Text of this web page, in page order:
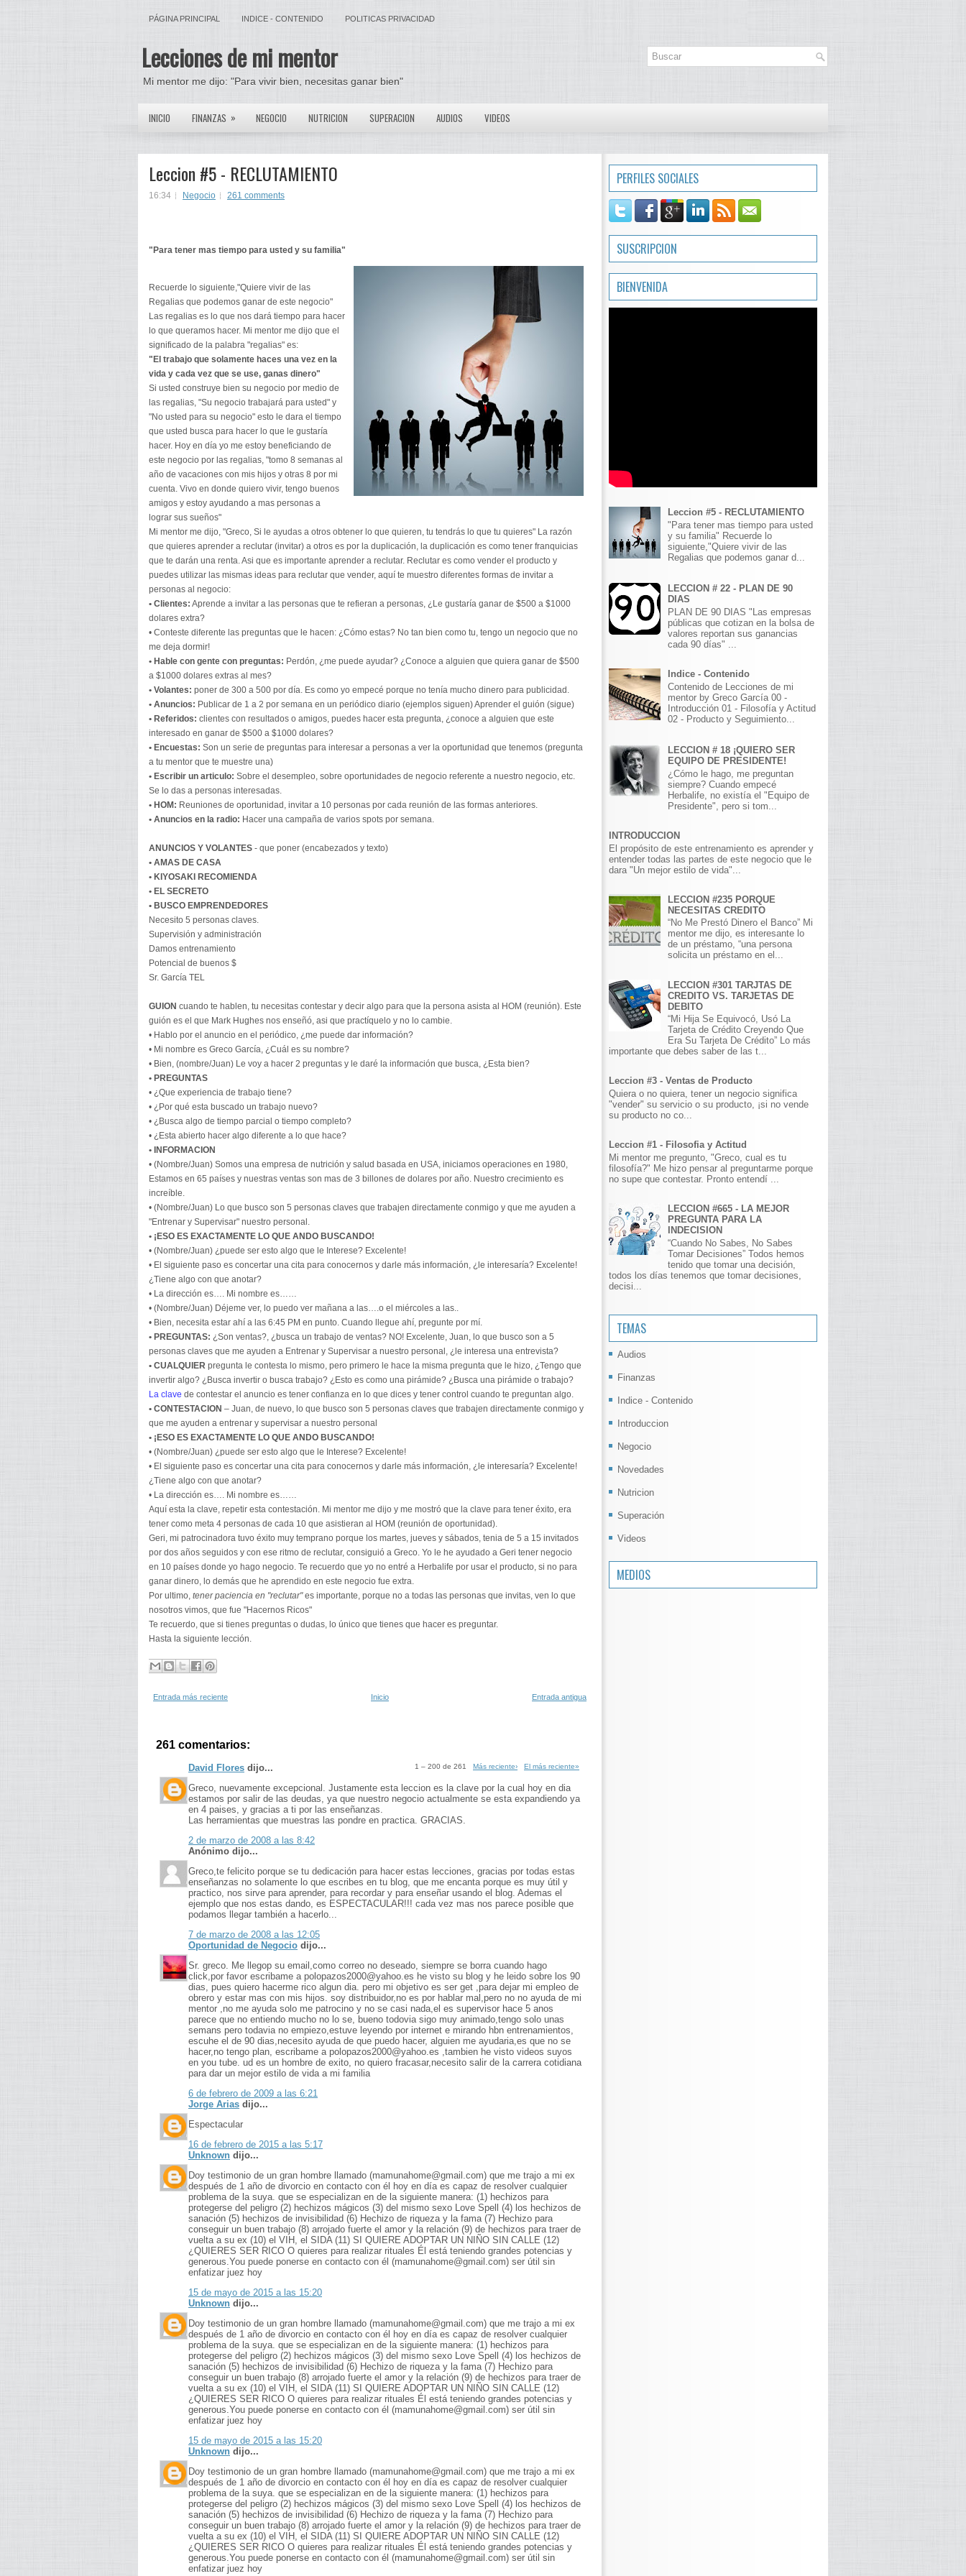
PÁGINA PRINCIPAL INDICE - CONTENIDO POLITICAS PRIVACIDAD
Lecciones de mi mentor
Mi mentor me dijo: "Para vivir bien, necesitas ganar bien"
INICIO FINANZAS » NEGOCIO NUTRICION SUPERACION AUDIOS VIDEOS
Leccion #5 - RECLUTAMIENTO
16:34 Negocio 261 comments
"Para tener mas tiempo para usted y su familia"
Recuerde lo siguiente,"Quiere vivir de las
Regalias que podemos ganar de este negocio"
Las regalias es lo que nos dará tiempo para hacer
lo que queramos hacer. Mi mentor me dijo que el
significado de la palabra "regalias" es:
"El trabajo que solamente haces una vez en la
vida y cada vez que se use, ganas dinero"
Si usted construye bien su negocio por medio de
las regalias, "Su negocio trabajará para usted" y
"No usted para su negocio" esto le dara el tiempo
que usted busca para hacer lo que le gustaría
hacer. Hoy en día yo me estoy beneficiando de
este negocio por las regalias, "tomo 8 semanas al
año de vacaciones con mis hijos y otras 8 por mi
cuenta. Vivo en donde quiero vivir, tengo buenos
amigos y estoy ayudando a mas personas a
lograr sus sueños"
Mi mentor me dijo, "Greco, Si le ayudas a otros obtener lo que quieren, tu tendrás lo que tu quieres" La razón
que quieres aprender a reclutar (invitar) a otros es por la duplicación, la duplicación es como tener franquicias
que te darán una renta. Asi que es importante aprender a reclutar. Reclutar es como vender el producto y
puedes utilizar las mismas ideas para reclutar que vender, aquí te muestro diferentes formas de invitar a
personas al negocio:
• Clientes: Aprende a invitar a las personas que te refieran a personas, ¿Le gustaría ganar de $500 a $1000
dolares extra?
• Conteste diferente las preguntas que le hacen: ¿Cómo estas? No tan bien como tu, tengo un negocio que no
me deja dormir!
• Hable con gente con preguntas: Perdón, ¿me puede ayudar? ¿Conoce a alguien que quiera ganar de $500
a $1000 dolares extras al mes?
• Volantes: poner de 300 a 500 por día. Es como yo empecé porque no tenía mucho dinero para publicidad.
• Anuncios: Publicar de 1 a 2 por semana en un periódico diario (ejemplos siguen) Aprender el guión (sigue)
• Referidos: clientes con resultados o amigos, puedes hacer esta pregunta, ¿conoce a alguien que este
interesado en ganar de $500 a $1000 dolares?
• Encuestas: Son un serie de preguntas para interesar a personas a ver la oportunidad que tenemos (pregunta
a tu mentor que te muestre una)
• Escribir un articulo: Sobre el desempleo, sobre oportunidades de negocio referente a nuestro negocio, etc.
Se lo das a personas interesadas.
• HOM: Reuniones de oportunidad, invitar a 10 personas por cada reunión de las formas anteriores.
• Anuncios en la radio: Hacer una campaña de varios spots por semana.
ANUNCIOS Y VOLANTES - que poner (encabezados y texto)
• AMAS DE CASA
• KIYOSAKI RECOMIENDA
• EL SECRETO
• BUSCO EMPRENDEDORES
Necesito 5 personas claves.
Supervisión y administración
Damos entrenamiento
Potencial de buenos $
Sr. García TEL
GUION cuando te hablen, tu necesitas contestar y decir algo para que la persona asista al HOM (reunión). Este
guión es el que Mark Hughes nos enseñó, asi que practíquelo y no lo cambie.
• Hablo por el anuncio en el periódico, ¿me puede dar información?
• Mi nombre es Greco García, ¿Cuál es su nombre?
• Bien, (nombre/Juan) Le voy a hacer 2 preguntas y le daré la información que busca, ¿Esta bien?
• PREGUNTAS
• ¿Que experiencia de trabajo tiene?
• ¿Por qué esta buscado un trabajo nuevo?
• ¿Busca algo de tiempo parcial o tiempo completo?
• ¿Esta abierto hacer algo diferente a lo que hace?
• INFORMACION
• (Nombre/Juan) Somos una empresa de nutrición y salud basada en USA, iniciamos operaciones en 1980,
Estamos en 65 países y nuestras ventas son mas de 3 billones de dolares por año. Nuestro crecimiento es
increíble.
• (Nombre/Juan) Lo que busco son 5 personas claves que trabajen directamente conmigo y que me ayuden a
"Entrenar y Supervisar" nuestro personal.
• ¡ESO ES EXACTAMENTE LO QUE ANDO BUSCANDO!
• (Nombre/Juan) ¿puede ser esto algo que le Interese? Excelente!
• El siguiente paso es concertar una cita para conocernos y darle más información, ¿le interesaría? Excelente!
¿Tiene algo con que anotar?
• La dirección es…. Mi nombre es……
• (Nombre/Juan) Déjeme ver, lo puedo ver mañana a las….o el miércoles a las..
• Bien, necesita estar ahí a las 6:45 PM en punto. Cuando llegue ahí, pregunte por mí.
• PREGUNTAS: ¿Son ventas?, ¿busca un trabajo de ventas? NO! Excelente, Juan, lo que busco son a 5
personas claves que me ayuden a Entrenar y Supervisar a nuestro personal, ¿le interesa una entrevista?
• CUALQUIER pregunta le contesta lo mismo, pero primero le hace la misma pregunta que le hizo, ¿Tengo que
invertir algo? ¿Busca invertir o busca trabajo? ¿Esto es como una pirámide? ¿Busca una pirámide o trabajo?
La clave de contestar el anuncio es tener confianza en lo que dices y tener control cuando te preguntan algo.
• CONTESTACION – Juan, de nuevo, lo que busco son 5 personas claves que trabajen directamente conmigo y
que me ayuden a entrenar y supervisar a nuestro personal
• ¡ESO ES EXACTAMENTE LO QUE ANDO BUSCANDO!
• (Nombre/Juan) ¿puede ser esto algo que le Interese? Excelente!
• El siguiente paso es concertar una cita para conocernos y darle más información, ¿le interesaría? Excelente!
¿Tiene algo con que anotar?
• La dirección es…. Mi nombre es……
Aquí esta la clave, repetir esta contestación. Mi mentor me dijo y me mostró que la clave para tener éxito, era
tener como meta 4 personas de cada 10 que asistieran al HOM (reunión de oportunidad).
Geri, mi patrocinadora tuvo éxito muy temprano porque los martes, jueves y sábados, tenia de 5 a 15 invitados
por dos años seguidos y con ese ritmo de reclutar, consiguió a Greco. Yo le he ayudado a Geri tener negocio
en 10 países donde yo hago negocio. Te recuerdo que yo no entré a Herbalife por usar el producto, si no para
ganar dinero, lo demás que he aprendido en este negocio fue extra.
Por ultimo, tener paciencia en "reclutar"es importante, porque no a todas las personas que invitas, ven lo que
nosotros vimos, que fue "Hacernos Ricos"
Te recuerdo, que si tienes preguntas o dudas, lo único que tienes que hacer es preguntar.
Hasta la siguiente lección.
Entrada más reciente Entrada antigua
Inicio
261 comentarios:
1 – 200 de 261 Más reciente› El más reciente»
David Flores dijo...
Greco, nuevamente excepcional. Justamente esta leccion es la clave por la cual hoy en dia
estamos por salir de las deudas, ya que nuestro negocio actualmente se esta expandiendo ya
en 4 paises, y gracias a ti por las enseñanzas.
Las herramientas que muestras las pondre en practica. GRACIAS.
2 de marzo de 2008 a las 8:42
Anónimo dijo...
Greco,te felicito porque se tu dedicación para hacer estas lecciones, gracias por todas estas
enseñanzas no solamente lo que escribes en tu blog, que me encanta porque es muy útil y
practico, nos sirve para aprender, para recordar y para enseñar usando el blog. Ademas el
ejemplo que nos estas dando, es ESPECTACULAR!!! cada vez mas nos parece posible que
podamos llegar también a hacerlo...
7 de marzo de 2008 a las 12:05
Oportunidad de Negocio dijo...
Sr. greco. Me llegop su email,como correo no deseado, siempre se borra cuando hago
click,por favor escribame a polopazos2000@yahoo.es he visto su blog y he leido sobre los 90
dias, pues quiero hacerme rico algun dia. pero mi objetivo es ser get ,para dejar mi empleo de
obrero y estar mas con mis hijos. soy distribuidor,no es por hablar mal,pero no no ayuda de mi
mentor ,no me ayuda solo me patrocino y no se casi nada,el es supervisor hace 5 anos
parece que no entiendo mucho no lo se, bueno todovia sigo muy animado,tengo solo unas
semans pero todavia no empiezo,estuve leyendo por internet e mirando hbn entrenamientos,
escuhe el de 90 dias,necesito ayuda de que puedo hacer, alguien me ayudaria,es que no se
hacer,no tengo plan, escribame a polopazos2000@yahoo.es ,tambien he visto videos suyos
en you tube. ud es un hombre de exito, no quiero fracasar,necesito salir de la carrera cotidiana
para dar un mejor estilo de vida a mi familia
6 de febrero de 2009 a las 6:21
Jorge Arias dijo...
Espectacular
16 de febrero de 2015 a las 5:17
Unknown dijo...
Doy testimonio de un gran hombre llamado (mamunahome@gmail.com) que me trajo a mi ex
después de 1 año de divorcio en contacto con él hoy en día es capaz de resolver cualquier
problema de la suya. que se especializan en de la siguiente manera: (1) hechizos para
protegerse del peligro (2) hechizos mágicos (3) del mismo sexo Love Spell (4) los hechizos de
sanación (5) hechizos de invisibilidad (6) Hechizo de riqueza y la fama (7) Hechizo para
conseguir un buen trabajo (8) arrojado fuerte el amor y la relación (9) de hechizos para traer de
vuelta a su ex (10) el VIH, el SIDA (11) SI QUIERE ADOPTAR UN NIÑO SIN CALLE (12)
¿QUIERES SER RICO O quieres para realizar rituales Él está teniendo grandes potencias y
generous.You puede ponerse en contacto con él (mamunahome@gmail.com) ser útil sin
enfatizar juez hoy
15 de mayo de 2015 a las 15:20
Unknown dijo...
Doy testimonio de un gran hombre llamado (mamunahome@gmail.com) que me trajo a mi ex
después de 1 año de divorcio en contacto con él hoy en día es capaz de resolver cualquier
problema de la suya. que se especializan en de la siguiente manera: (1) hechizos para
protegerse del peligro (2) hechizos mágicos (3) del mismo sexo Love Spell (4) los hechizos de
sanación (5) hechizos de invisibilidad (6) Hechizo de riqueza y la fama (7) Hechizo para
conseguir un buen trabajo (8) arrojado fuerte el amor y la relación (9) de hechizos para traer de
vuelta a su ex (10) el VIH, el SIDA (11) SI QUIERE ADOPTAR UN NIÑO SIN CALLE (12)
¿QUIERES SER RICO O quieres para realizar rituales Él está teniendo grandes potencias y
generous.You puede ponerse en contacto con él (mamunahome@gmail.com) ser útil sin
enfatizar juez hoy
15 de mayo de 2015 a las 15:20
Unknown dijo...
Doy testimonio de un gran hombre llamado (mamunahome@gmail.com) que me trajo a mi ex
después de 1 año de divorcio en contacto con él hoy en día es capaz de resolver cualquier
problema de la suya. que se especializan en de la siguiente manera: (1) hechizos para
protegerse del peligro (2) hechizos mágicos (3) del mismo sexo Love Spell (4) los hechizos de
sanación (5) hechizos de invisibilidad (6) Hechizo de riqueza y la fama (7) Hechizo para
conseguir un buen trabajo (8) arrojado fuerte el amor y la relación (9) de hechizos para traer de
vuelta a su ex (10) el VIH, el SIDA (11) SI QUIERE ADOPTAR UN NIÑO SIN CALLE (12)
¿QUIERES SER RICO O quieres para realizar rituales Él está teniendo grandes potencias y
generous.You puede ponerse en contacto con él (mamunahome@gmail.com) ser útil sin
enfatizar juez hoy
PERFILES SOCIALES
SUSCRIPCION
BIENVENIDA
Leccion #5 - RECLUTAMIENTO
"Para tener mas tiempo para usted
y su familia" Recuerde lo
siguiente,"Quiere vivir de las
Regalias que podemos ganar d...
LECCION # 22 - PLAN DE 90
DIAS
PLAN DE 90 DIAS "Las empresas
públicas que cotizan en la bolsa de
valores reportan sus ganancias
cada 90 días" ...
Indice - Contenido
Contenido de Lecciones de mi
mentor by Greco García 00 -
Introducción 01 - Filosofía y Actitud
02 - Producto y Seguimiento...
LECCION # 18 ¡QUIERO SER
EQUIPO DE PRESIDENTE!
¿Cómo le hago, me preguntan
siempre? Cuando empecé
Herbalife, no existía el "Equipo de
Presidente", pero si tom...
INTRODUCCION
El propósito de este entrenamiento es aprender y
entender todas las partes de este negocio que le
dara "Un mejor estilo de vida"...
LECCION #235 PORQUE
NECESITAS CREDITO
“No Me Prestó Dinero el Banco” Mi
mentor me dijo, es interesante lo
de un préstamo, “una persona
solicita un préstamo en el...
LECCION #301 TARJTAS DE
CREDITO VS. TARJETAS DE
DEBITO
“Mi Hija Se Equivocó, Usó La
Tarjeta de Crédito Creyendo Que
Era Su Tarjeta De Crédito” Lo más
importante que debes saber de las t...
Leccion #3 - Ventas de Producto
Quiera o no quiera, tener un negocio significa
"vender" su servicio o su producto, ¡si no vende
su producto no co...
Leccion #1 - Filosofia y Actitud
Mi mentor me pregunto, "Greco, cual es tu
filosofía?" Me hizo pensar al preguntarme porque
no supe que contestar. Pronto entendí ...
LECCION #665 - LA MEJOR
PREGUNTA PARA LA
INDECISION
“Cuando No Sabes, No Sabes
Tomar Decisiones” Todos hemos
tenido que tomar una decisión,
todos los días tenemos que tomar decisiones,
decisi...
TEMAS
Audios
Finanzas
Indice - Contenido
Introduccion
Negocio
Novedades
Nutricion
Superación
Videos
MEDIOS